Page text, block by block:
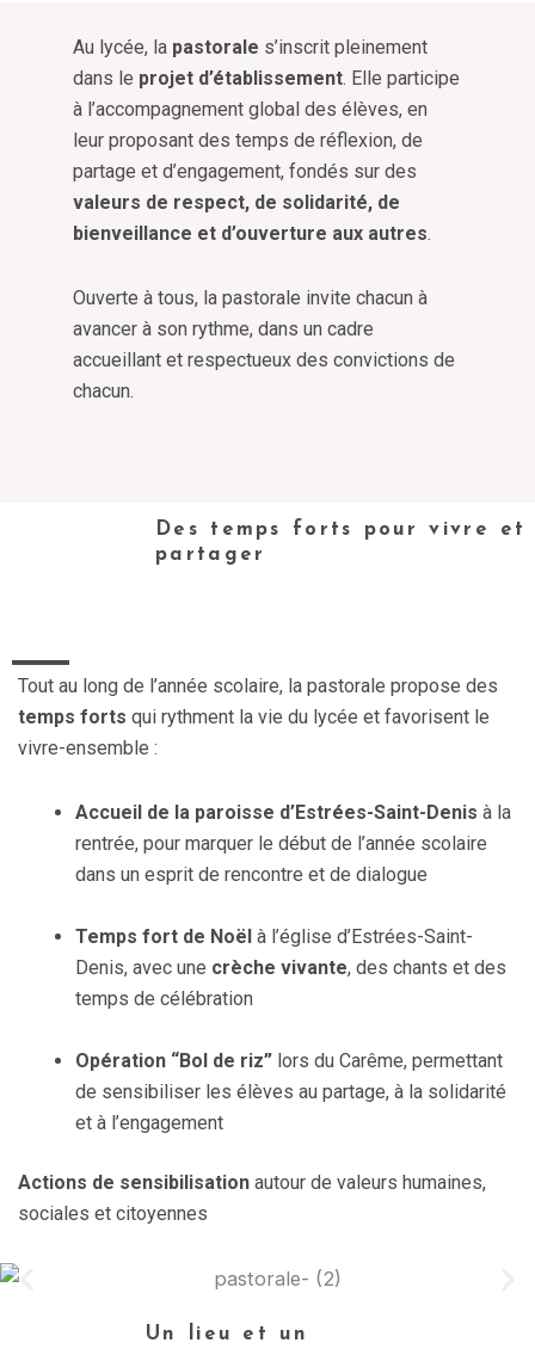
Au lycée, la pastorale s’inscrit pleinement
dans le projet d’établissement. Elle participe
à l’accompagnement global des élèves, en
leur proposant des temps de réflexion, de
partage et d’engagement, fondés sur des
valeurs de respect, de solidarité, de
bienveillance et d’ouverture aux autres.
Ouverte à tous, la pastorale invite chacun à
avancer à son rythme, dans un cadre
accueillant et respectueux des convictions de
chacun.
Des temps forts pour vivre et
partager
Tout au long de l’année scolaire, la pastorale propose des
temps forts qui rythment la vie du lycée et favorisent le
vivre-ensemble :
Accueil de la paroisse d’Estrées-Saint-Denis à la
rentrée, pour marquer le début de l’année scolaire
dans un esprit de rencontre et de dialogue
Temps fort de Noël à l’église d’Estrées-Saint-
Denis, avec une crèche vivante, des chants et des
temps de célébration
Opération “Bol de riz” lors du Carême, permettant
de sensibiliser les élèves au partage, à la solidarité
et à l’engagement
Actions de sensibilisation autour de valeurs humaines,
sociales et citoyennes
Un lieu et un